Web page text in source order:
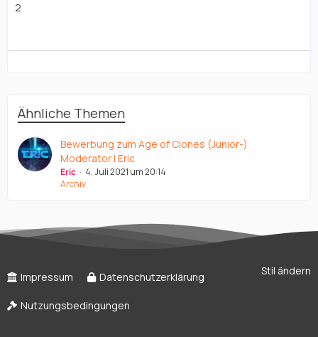
2
Ähnliche Themen
Bewerbung zum Age of Clones (Junior-)
Moderator | Eric
Eric
4. Juli 2021 um 20:14
Archiv
Stil ändern
Impressum Datenschutzerklärung
Nutzungsbedingungen